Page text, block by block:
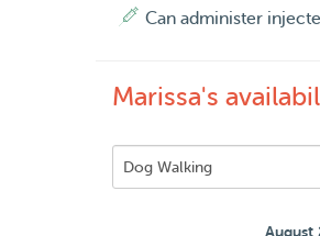
2023 heeft Aussie Ulv
Ik ben erg geduldig en
bang voor regen. Graag
Can administer
Marissa's
August